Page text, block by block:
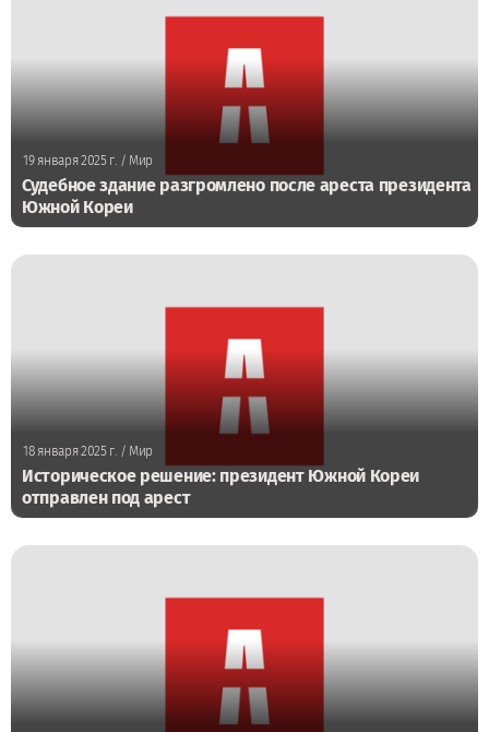
19 января 2025 г./ Мир
Судебное здание разгромлено после ареста президента
Южной Кореи
18 января 2025 г./ Мир
Историческое решение: президент Южной Кореи
отправлен под арест